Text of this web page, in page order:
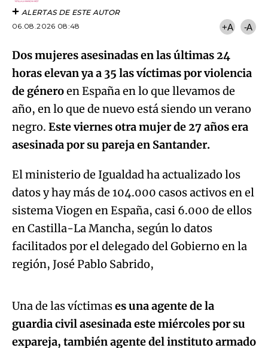
ALERTAS DE ESTE AUTOR
06.08.2026 08:48
+A -A
Dos mujeres asesinadas en las últimas 24
horas elevan ya a 35 las víctimas por violencia
de géneroen España en lo que llevamos de
año, en lo que de nuevo está siendo un verano
negro. Este viernes otra mujer de 27 años era
asesinada por su pareja en Santander.
El ministerio de Igualdad ha actualizado los
datos y hay más de 104.000 casos activos en el
sistema Viogen en España, casi 6.000 de ellos
en Castilla-La Mancha, según lo datos
facilitados por el delegado del Gobierno en la
región, José Pablo Sabrido,
Algo salió mal.
Try again
Una de las víctimases una agente de la
guardia civil asesinada este miércoles por su
expareja, también agente del instituto armado